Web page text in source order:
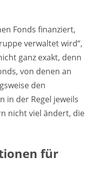
Fonds finanziert,
verwaltet wird“,
ganz exakt, denn
von denen an
den
in der Regel jeweils
nicht viel ändert, die
für